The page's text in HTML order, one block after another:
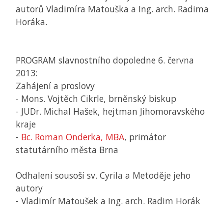
autorů Vladimíra Matouška a Ing. arch. Radima
Horáka.
PROGRAM slavnostního dopoledne 6. června
2013:
Zahájení a proslovy
- Mons. Vojtěch Cikrle, brněnský biskup
- JUDr. Michal Hašek, hejtman Jihomoravského
kraje
- Bc. Roman Onderka, MBA, primátor
statutárního města Brna
Odhalení sousoší sv. Cyrila a Metoděje jeho
autory
- Vladimír Matoušek a Ing. arch. Radim Horák